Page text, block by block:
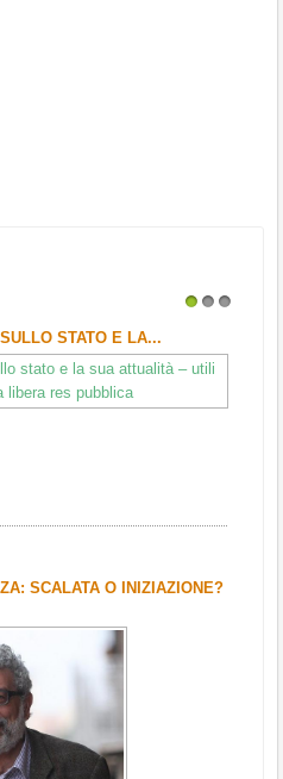
STATO E LA...
SCALATA O INIZIAZIONE?